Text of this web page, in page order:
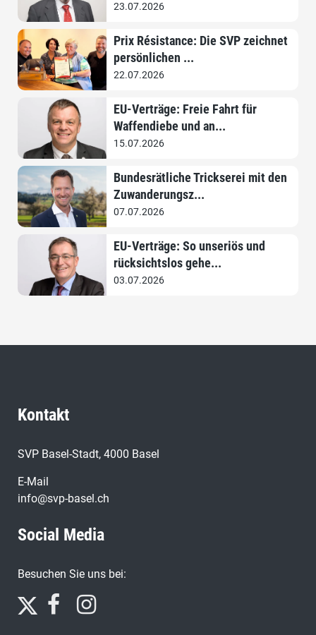
23.07.2026
Prix Résistance: Die SVP zeichnet
persönlichen ...
22.07.2026
EU-Verträge: Freie Fahrt für
Waffendiebe und an...
15.07.2026
Bundesrätliche Trickserei mit den
Zuwanderungsz...
07.07.2026
EU-Verträge: So unseriös und
rücksichtslos gehe...
03.07.2026
Kontakt
SVP Basel-Stadt, 4000 Basel
E-Mail
info@svp-basel.ch
Social Media
Besuchen Sie uns bei: